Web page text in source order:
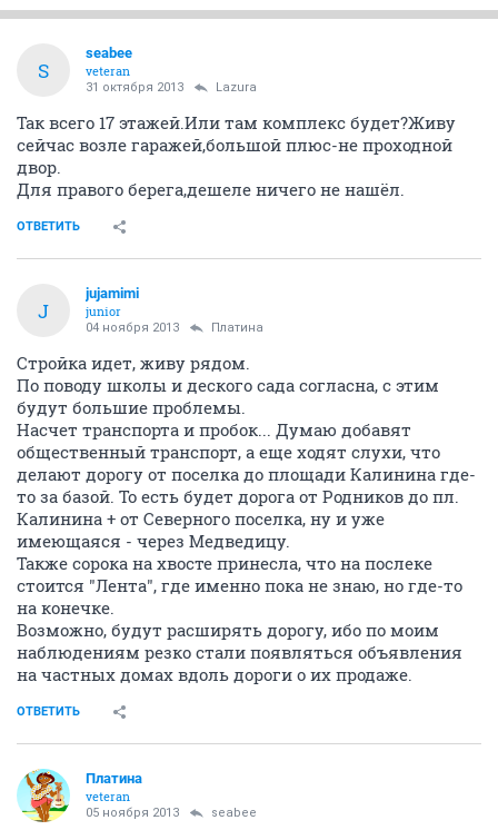
S
seabee
veteran
31 октября 2013 Lazura
Так всего 17 этажей.Или там комплекс будет?Живу
сейчас возле гаражей,большой плюс-не проходной
двор.
Для правого берега,дешеле ничего не нашёл.
ОТВЕТИТЬ
J
jujamimi
junior
04 ноября 2013 Платина
Стройка идет, живу рядом.
По поводу школы и деского сада согласна, с этим
будут большие проблемы.
Насчет транспорта и пробок... Думаю добавят
общественный транспорт, а еще ходят слухи, что
делают дорогу от поселка до площади Калинина где-
то за базой. То есть будет дорога от Родников до пл.
Калинина + от Северного поселка, ну и уже
имеющаяся - через Медведицу.
Также сорока на хвосте принесла, что на послеке
стоится "Лента", где именно пока не знаю, но где-то
на конечке.
Возможно, будут расширять дорогу, ибо по моим
наблюдениям резко стали появляться объявления
на частных домах вдоль дороги о их продаже.
ОТВЕТИТЬ
Платина
veteran
05 ноября 2013 seabee